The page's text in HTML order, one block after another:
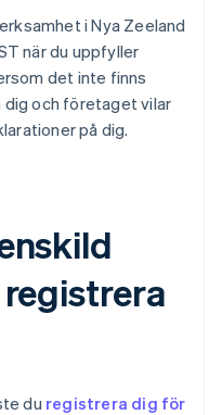
i Nya Zeeland
när du uppfyller
det inte finns
dig och företaget vilar
på dig.
du registrera dig för